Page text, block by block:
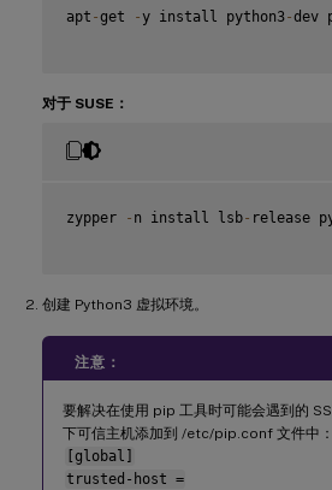
apt -get -y install python3-dev
对于 SUSE：
zypper - n install lsb- release
创建 Python3 虚拟环境。
注意：
要解决在使用 pip 工具时可能会遇到的
下可信主机添加到 /etc/pip.conf 文件中：
[global]
trusted-host =